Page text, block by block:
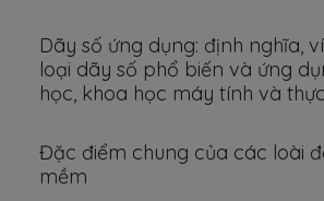
Dãy số ứng dụng: định nghĩa,
loại dãy số phổ biến và ứng
học, khoa học máy tính và
Đặc điểm chung của các loài
mềm